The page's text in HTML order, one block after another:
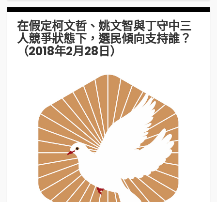
在假定柯文哲、姚文智與丁守中三
人競爭狀態下，選民傾向支持誰？
（2018年2月28日）